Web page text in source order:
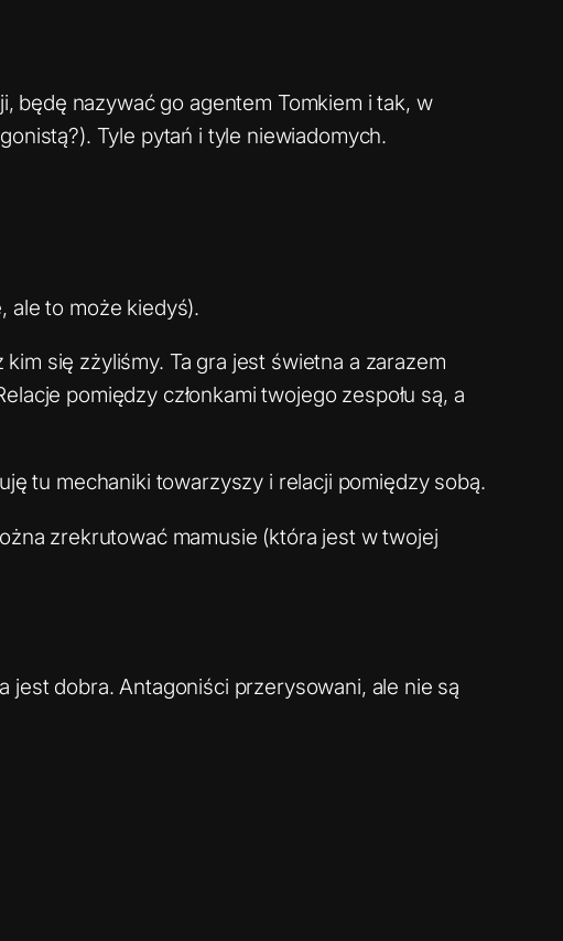
będę nazywać go agentem Tomkiem i tak, w
Tyle pytań i tyle niewiadomych.
ale to może kiedyś).
się zżyliśmy. Ta gra jest świetna a zarazem
pomiędzy członkami twojego zespołu są, a
tu mechaniki towarzyszy i relacji pomiędzy sobą.
zrekrutować mamusie (która jest w twojej
jest dobra. Antagoniści przerysowani, ale nie są